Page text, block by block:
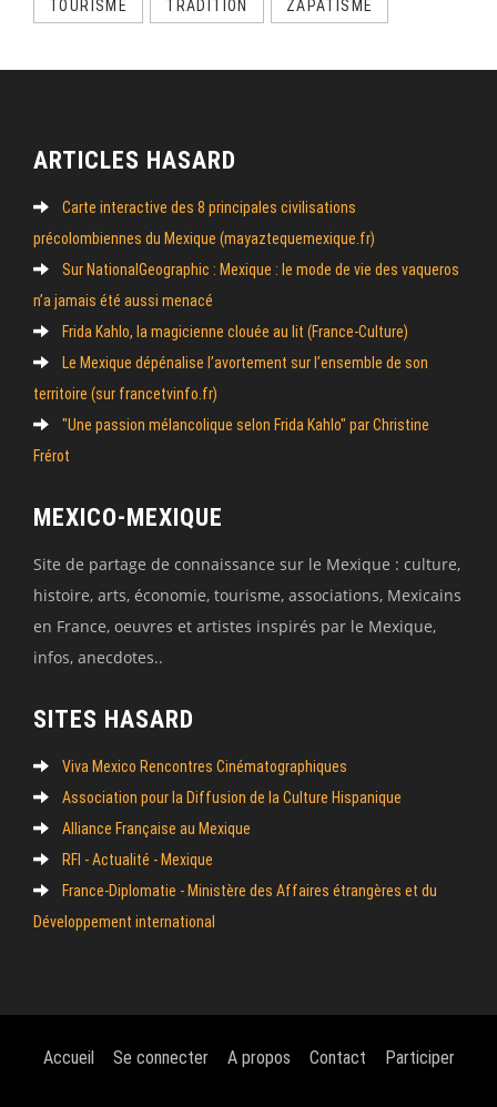
TOURISME TRADITION ZAPATISME
ARTICLES HASARD
Carte interactive des 8 principales civilisations
précolombiennes du Mexique (mayaztequemexique.fr)
Sur NationalGeographic : Mexique : le mode de vie des vaqueros
n’a jamais été aussi menacé
Frida Kahlo, la magicienne clouée au lit (France-Culture)
Le Mexique dépénalise l’avortement sur l’ensemble de son
territoire (sur francetvinfo.fr)
"Une passion mélancolique selon Frida Kahlo" par Christine
Frérot
MEXICO-MEXIQUE
Site de partage de connaissance sur le Mexique : culture,
histoire, arts, économie, tourisme, associations, Mexicains
en France, oeuvres et artistes inspirés par le Mexique,
infos, anecdotes..
SITES HASARD
Viva Mexico Rencontres Cinématographiques
Association pour la Diffusion de la Culture Hispanique
Alliance Française au Mexique
RFI - Actualité - Mexique
France-Diplomatie - Ministère des Affaires étrangères et du
Développement international
Accueil Se connecter A propos Contact Participer